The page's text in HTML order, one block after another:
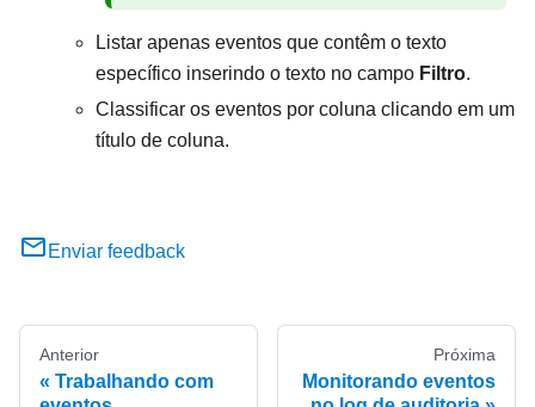
Listar apenas eventos que contêm o texto
específico inserindo o texto no campo Filtro.
Classificar os eventos por coluna clicando em um
título de coluna.
Enviar feedback
Anterior
Trabalhando com
Próxima
Monitorando eventos